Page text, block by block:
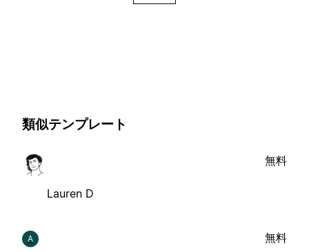
類似テンプレート
Lauren D
無料
A 無料